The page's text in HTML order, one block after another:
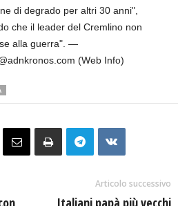
di degrado per altri 30 anni",
che il leader del Cremlino non
alla guerra". —
(Web Info)
Articolo successivo
Italiani papà più vecchi